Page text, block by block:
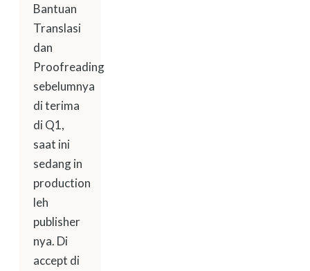
Bantuan
Translasi
dan
Proofreading
sebelumnya
di terima
di Q1,
saat ini
sedang in
production
leh
publisher
nya. Di
accept di